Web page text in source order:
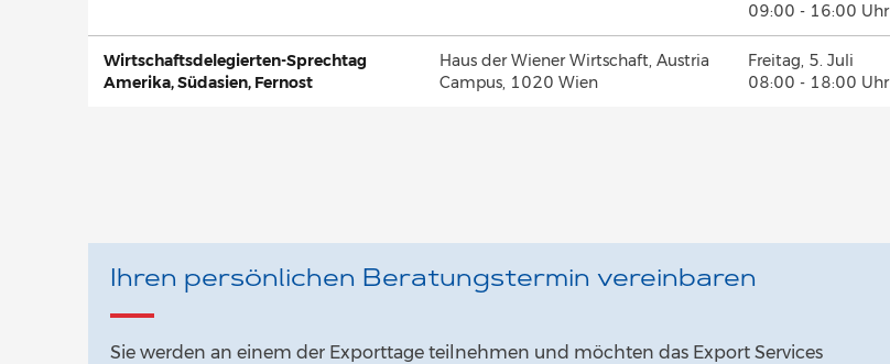
09:00 - 16:00 Uhr
Wirtschaftsdelegierten-Sprechtag
Amerika, Südasien, Fernost
Haus der Wiener Wirtschaft, Austria
Campus, 1020 Wien
Freitag, 5. Juli
08:00 - 18:00 Uhr
Ihren persönlichen Beratungstermin vereinbaren
Sie werden an einem der Exporttage teilnehmen und möchten das Export Services